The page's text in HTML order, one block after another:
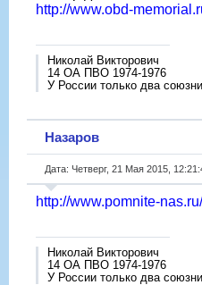
http://www.obd-
Николай Викторович
14 ОА ПВО 1974-1976
У России только два
Назаров
Дата: Четверг, 21 Мая 2015,
http://www.pomnite-
Николай Викторович
14 ОА ПВО 1974-1976
У России только два